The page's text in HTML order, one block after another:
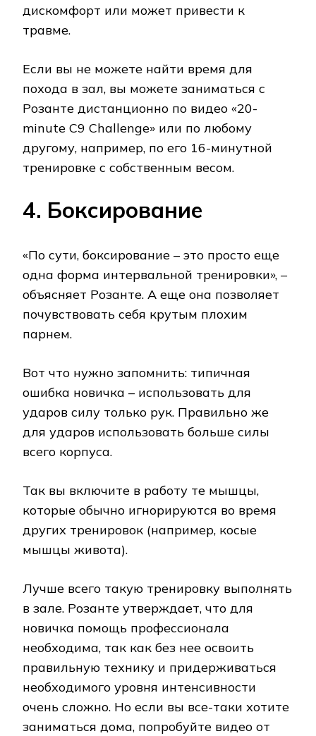
дискомфорт или может привести к
травме.
Если вы не можете найти время для
похода в зал, вы можете заниматься с
Розанте дистанционно по видео «20-
minute C9 Challenge» или по любому
другому, например, по его 16-минутной
тренировке с собственным весом.
4. Боксирование
«По сути, боксирование – это просто еще
одна форма интервальной тренировки», –
объясняет Розанте. А еще она позволяет
почувствовать себя крутым плохим
парнем.
Вот что нужно запомнить: типичная
ошибка новичка – использовать для
ударов силу только рук. Правильно же
для ударов использовать больше силы
всего корпуса.
Так вы включите в работу те мышцы,
которые обычно игнорируются во время
других тренировок (например, косые
мышцы живота).
Лучше всего такую тренировку выполнять
в зале. Розанте утверждает, что для
новичка помощь профессионала
необходима, так как без нее освоить
правильную технику и придерживаться
необходимого уровня интенсивности
очень сложно. Но если вы все-таки хотите
заниматься дома, попробуйте видео от